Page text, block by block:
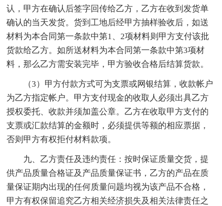
认，甲方在确认后签字回传给乙方，乙方在收到发货单
确认的当天发货。货到工地后经甲方抽样验收后，如送
材料为本合同第一条款中第1、2项材料则甲方支付该批
货款给乙方。如所送材料为本合同第一条款中第3项材
料，那么乙方需安装完毕，甲方验收合格后结算货款。
（3）甲方付款方式可为支票或网银结算，收款帐户
为乙方指定帐户。甲方支付现金的收取人必须出具乙方
授权委托、收款并须加盖公章。乙方在收取甲方支付的
支票或汇款结算的金额时，必须提供等额的相应票据，
否则甲方有权拒付材料款项。
九、乙方责任及违约责任：按时保证质量交货，提
供产品质量合格证及产品质量保证书，乙方的产品在质
量保证期内出现的任何质量问题均视为该产品不合格，
甲方有权保留追究乙方相关经济损失及相关法律责任之